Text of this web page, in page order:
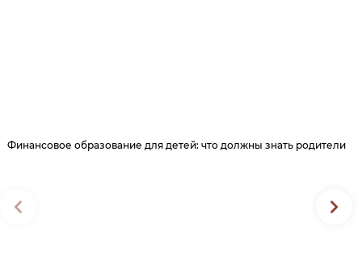
Финансовое образование для детей: что должны знать родители